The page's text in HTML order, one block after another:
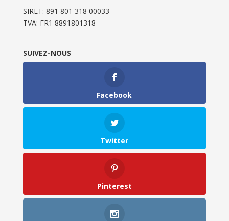
SIRET: 891 801 318 00033
TVA: FR1 8891801318
SUIVEZ-NOUS
Facebook
Twitter
Pinterest